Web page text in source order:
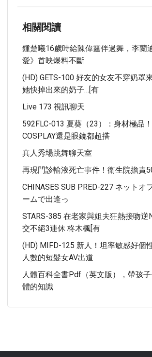
相關閱讀
鍾楚曦16歲時給陳偉霆伴過舞，李蘭
愛》首映爆料不斷
(HD) GETS-100 好友的女友不穿奶罩
她快掉出來的奶子…[有
Live 173 視訊聊天
592FLC-013 夏葵（23）：身材極品
COSPLAY還是眼鏡都超搭
真人秀場跳舞聊天室
再現門診輸液死亡事件！衛生院擔責
CHINASES SUB PRED-227 ネットオ
ームで出逢っ
STARS-385 在老家與姐夫狂熱接吻逆
交不絕3連休 柊木楓[有
(HD) MIFD-125 新人！坦率敏感好個
人數的短髮女AV出道
人體百科全書pdf（英文版），帶孩
體的知識